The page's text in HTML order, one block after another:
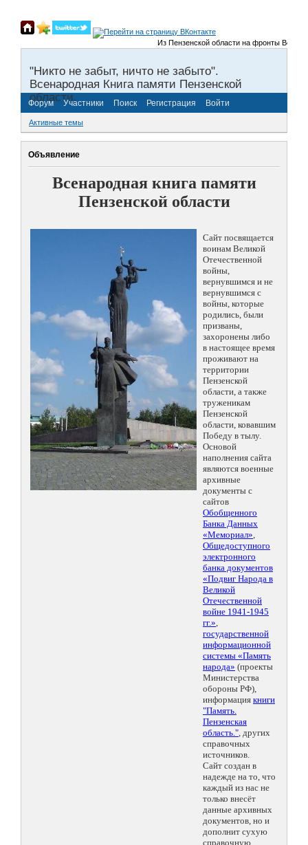
Из Пензенской области на фронты Великой
"Никто не забыт, ничто не забыто".
Всенародная Книга памяти Пензенской
области.
Форум Участники Поиск Регистрация Войти
Активные темы
Объявление
Всенародная книга памяти
Пензенской области
Сайт посвящается
воинам Великой
Отечественной
войны,
вернувшимся и не
вернувшимся с
войны, которые
родились, были
призваны,
захоронены либо
в настоящее время
проживают на
территории
Пензенской
области, а также
труженикам
Пензенской
области, ковавшим
Победу в тылу.
Основой
наполнения сайта
являются военные
архивные
документы с
сайтов
Обобщенного
Банка Данных
«Мемориал»,
Общедоступного
электронного
банка документов
«Подвиг Народа в
Великой
Отечественной
войне 1941-1945
гг.»,
государственной
информационной
системы «Память
народа» (проекты
Министерства
обороны РФ),
информация книги
"Память.
Пензенская
область.", других
справочных
источников.
Сайт создан в
надежде на то, что
каждый из нас не
только внесёт
данные архивных
документов, но и
дополнит сухую
справочную